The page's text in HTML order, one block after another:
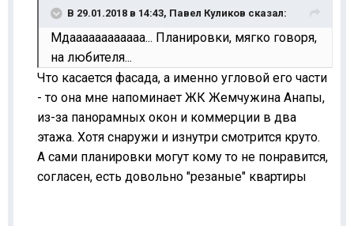
В 29.01.2018 в 14:43, Павел Куликов сказал:
Мдаааааааааааа... Планировки, мягко говоря,
на любителя...
Что касается фасада, а именно угловой его части
- то она мне напоминает ЖК Жемчужина Анапы,
из-за панорамных окон и коммерции в два
этажа. Хотя снаружи и изнутри смотрится круто.
А сами планировки могут кому то не понравится,
согласен, есть довольно "резаные" квартиры